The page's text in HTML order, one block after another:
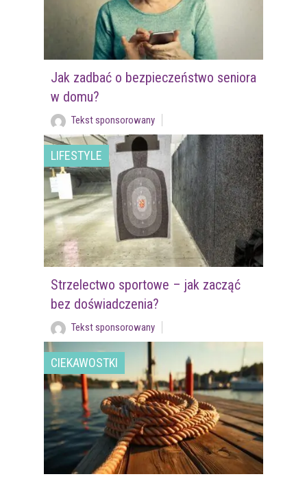
Jak zadbać o bezpieczeństwo seniora
w domu?
Tekst sponsorowany
LIFESTYLE
Strzelectwo sportowe – jak zacząć
bez doświadczenia?
Tekst sponsorowany
CIEKAWOSTKI